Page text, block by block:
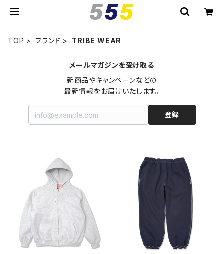
TOP ブランド TRIBE WEAR
メールマガジンを受け取る
新商品やキャンペーンなどの
最新情報をお届けいたします。
登録